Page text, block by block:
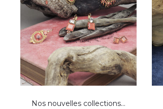
Nos nouvelles collections…